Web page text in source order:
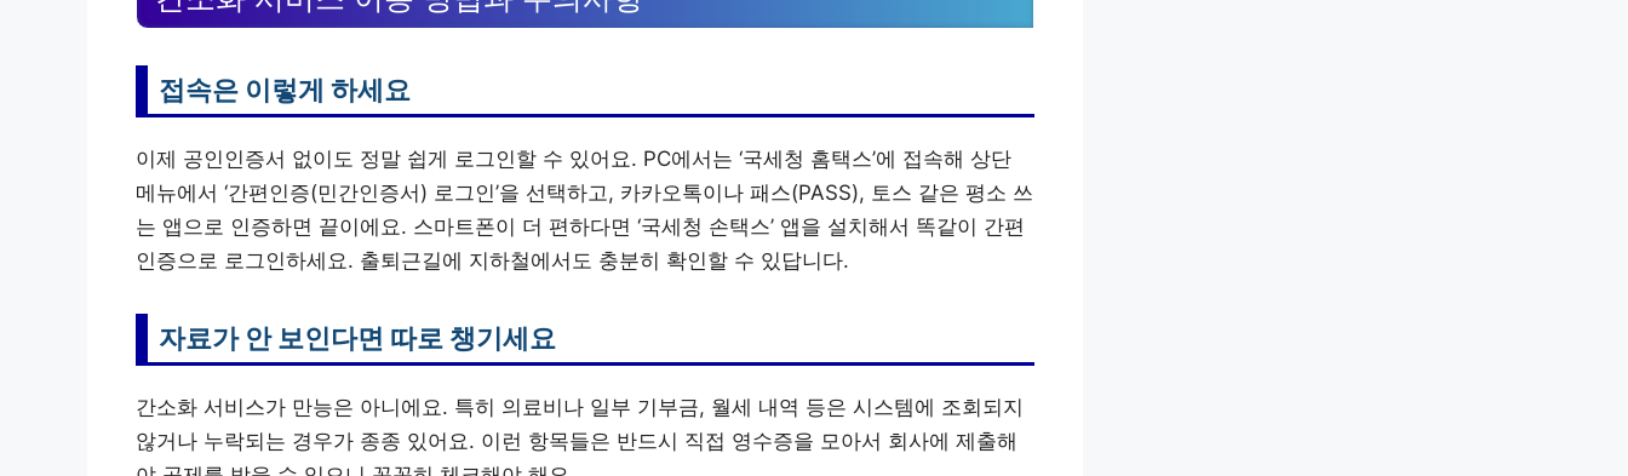
접속은 이렇게 하세요
이제 공인인증서 없이도 정말 쉽게 로그인할 수 있어요. PC에서는 ‘국세청 홈택스’에 접속해 상단
메뉴에서 ‘간편인증(민간인증서) 로그인’을 선택하고, 카카오톡이나 패스(PASS), 토스 같은 평소 쓰
는 앱으로 인증하면 끝이에요. 스마트폰이 더 편하다면 ‘국세청 손택스’ 앱을 설치해서 똑같이 간편
인증으로 로그인하세요. 출퇴근길에 지하철에서도 충분히 확인할 수 있답니다.
자료가 안 보인다면 따로 챙기세요
간소화 서비스가 만능은 아니에요. 특히 의료비나 일부 기부금, 월세 내역 등은 시스템에 조회되지
않거나 누락되는 경우가 종종 있어요. 이런 항목들은 반드시 직접 영수증을 모아서 회사에 제출해